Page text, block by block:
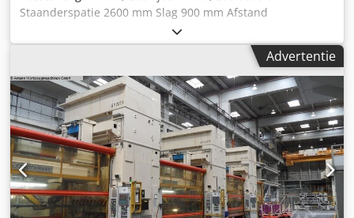
Staanderspatie 2600 mm Slag 900 mm Afstand
tafel/plaatdrager, grote slag boven, vest. boven 1600 mm
Tafeloppervlakte 2500 x 1730 mm Cjdpfx Aieyn R Dzeijrf
Trekdempdruk in de tafel 250 t Trekdempslag in de tafel
400 mm Trekdempdruk in de ram 63 t Trekdempslag in de
ram 150 mm Ramsoppervlakte 2500 x 1730 mm Zijdelingse
staanderdoorgang 1100 mm Trekdemp in de tafel
hydraulisch, gestuurd Trekdemp in de ram hydraulisch,
gestuurd De machine werd in 2005 gereviseerd Volgende
pers in een persenstraat
Advertentie